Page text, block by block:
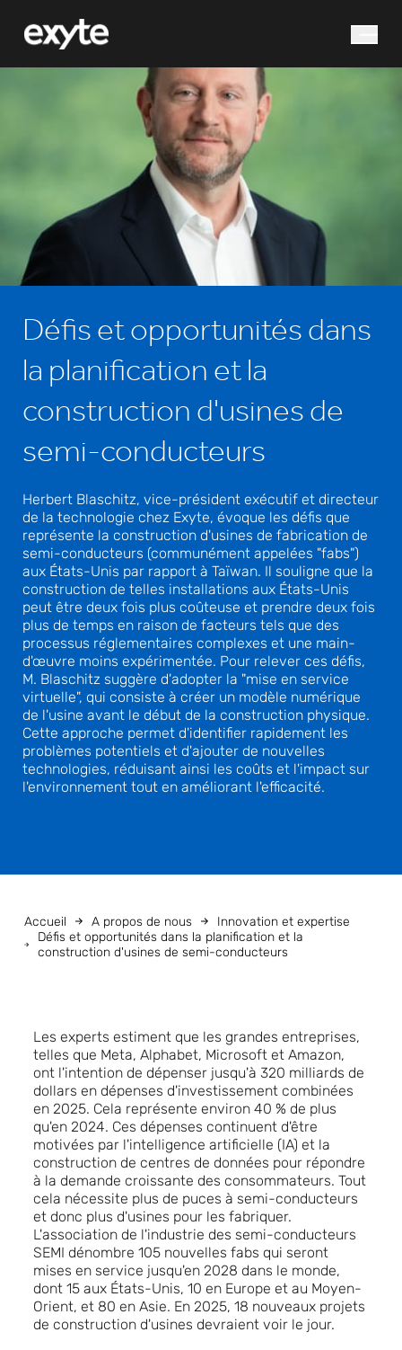
que cherchez-vous ?
Recherche
Défis et opportunités dans
la planification et la
construction d'usines de
semi-conducteurs
Herbert Blaschitz, vice-président exécutif et directeur
de la technologie chez Exyte, évoque les défis que
représente la construction d'usines de fabrication de
semi-conducteurs (communément appelées "fabs")
aux États-Unis par rapport à Taïwan. Il souligne que la
construction de telles installations aux États-Unis
peut être deux fois plus coûteuse et prendre deux fois
plus de temps en raison de facteurs tels que des
processus réglementaires complexes et une main-
d'œuvre moins expérimentée. Pour relever ces défis,
M. Blaschitz suggère d'adopter la "mise en service
virtuelle", qui consiste à créer un modèle numérique
de l'usine avant le début de la construction physique.
Cette approche permet d'identifier rapidement les
problèmes potentiels et d'ajouter de nouvelles
technologies, réduisant ainsi les coûts et l'impact sur
l'environnement tout en améliorant l'efficacité.
Accueil A propos de nous
Innovation et expertise
Défis et opportunités dans la planification et la
construction d'usines de semi-conducteurs
Les experts estiment que les grandes entreprises,
telles que Meta, Alphabet, Microsoft et Amazon,
ont l'intention de dépenser jusqu'à 320 milliards de
dollars en dépenses d'investissement combinées
en 2025. Cela représente environ 40 % de plus
qu'en 2024. Ces dépenses continuent d'être
motivées par l'intelligence artificielle (IA) et la
construction de centres de données pour répondre
à la demande croissante des consommateurs. Tout
cela nécessite plus de puces à semi-conducteurs
et donc plus d'usines pour les fabriquer.
L'association de l'industrie des semi-conducteurs
SEMI dénombre 105 nouvelles fabs qui seront
mises en service jusqu'en 2028 dans le monde,
dont 15 aux États-Unis, 10 en Europe et au Moyen-
Orient, et 80 en Asie. En 2025, 18 nouveaux projets
de construction d'usines devraient voir le jour.